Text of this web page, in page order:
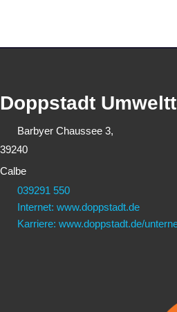
Doppstadt
Barbyer Chaussee 3,
39240
Calbe
039291 550
Internet: www.doppstadt.de
Karriere: www.doppstadt.de/